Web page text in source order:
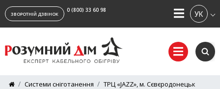
ЗВОРОТНІЙ ДЗВІНОК
0 (800) 33 60 98
Системи сніготанення ТРЦ «JAZZ», м. Сєвєродонецьк